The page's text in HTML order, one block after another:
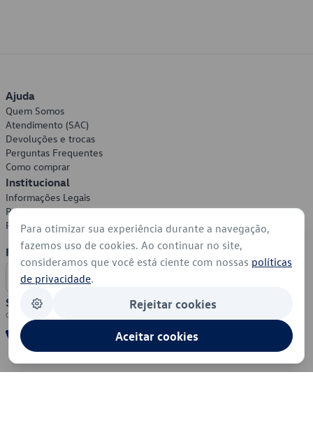
Ajuda
Quem Somos
Atendimento (SAC)
Devoluções e trocas
Perguntas Frequentes
Como comprar
Institucional
Informações Legais
Política de Privacidade
Política de Cookies
Formas de Pagamento
Segurança
Para otimizar sua experiência durante a navegação,
fazemos uso de cookies. Ao continuar no site,
consideramos que você está ciente com nossas políticas
de privacidade.
Rejeitar cookies
Aceitar cookies